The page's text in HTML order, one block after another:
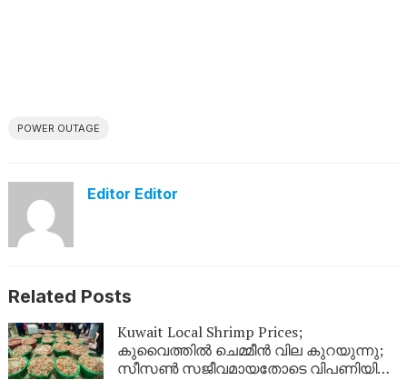
POWER OUTAGE
Editor Editor
Related Posts
Kuwait Local Shrimp Prices;
കുവൈത്തിൽ ചെമ്മീൻ വില കുറയുന്നു;
സീസൺ സജീവമായതോടെ വിപണിയിൽ